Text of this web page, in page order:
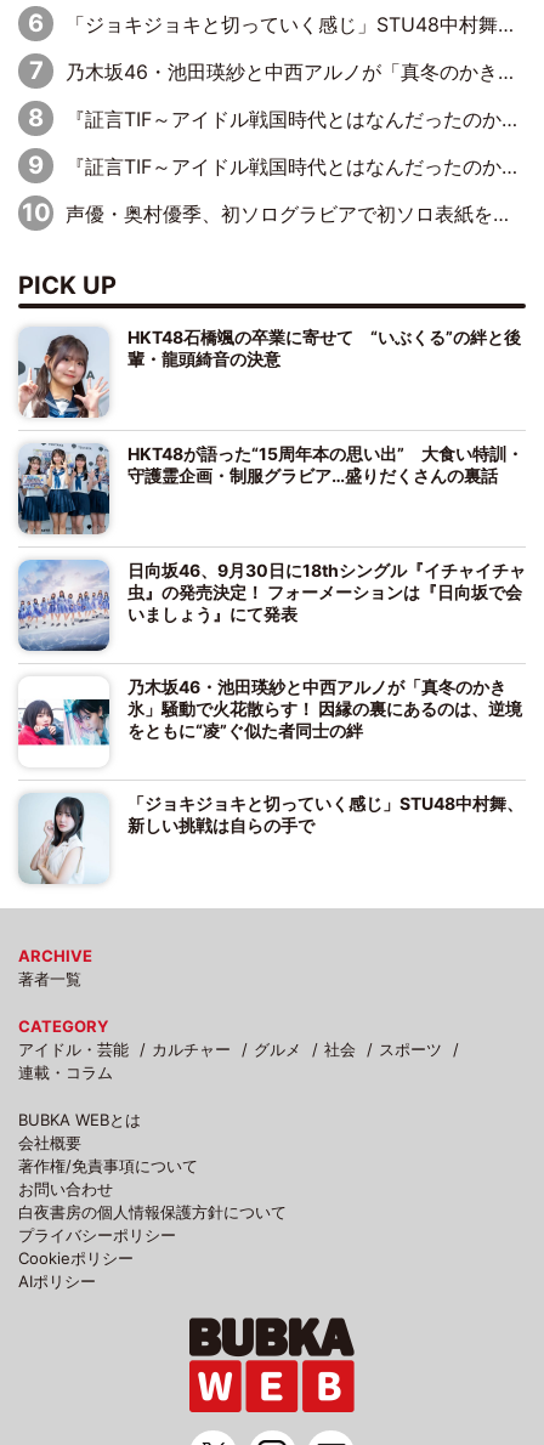
「ジョキジョキと切っていく感じ」STU48中村舞、新しい挑戦は自らの手で
乃木坂46・池田瑛紗と中西アルノが「真冬のかき氷」騒動で火花散らす！ 因縁の裏にあるのは、逆境をともに“凌”ぐ似た者同士の絆
『証言TIF～アイドル戦国時代とはなんだったのか～』第11回：私立恵比寿中学・真山りか×安本彩花「TIFで10年ぶりのキョンシーメイクをしたら、場を完全に引かせてしまって。時代が変わったんだなって」
『証言TIF～アイドル戦国時代とはなんだったのか～』第6回：でんぱ組.inc・古川未鈴×相沢梨紗「『ハロプロやりたかったな』って言ったら、夢眠ねむさんに『てめえはでんぱ組．incなんだよ！』って肩パンされて(笑)」
声優・奥村優季、初ソログラビアで初ソロ表紙を飾る！ 初めて見せる表情や、声優を志したきっかけなどを語った必読のインタビューを掲載
PICK UP
HKT48石橋颯の卒業に寄せて “いぶくる”の絆と後
輩・龍頭綺音の決意
HKT48が語った“15周年本の思い出” 大食い特訓・
守護霊企画・制服グラビア…盛りだくさんの裏話
日向坂46、9月30日に18thシングル『イチャイチャ
虫』の発売決定！ フォーメーションは『日向坂で会
いましょう』にて発表
乃木坂46・池田瑛紗と中西アルノが「真冬のかき
氷」騒動で火花散らす！ 因縁の裏にあるのは、逆境
をともに“凌”ぐ似た者同士の絆
「ジョキジョキと切っていく感じ」STU48中村舞、
新しい挑戦は自らの手で
ARCHIVE
著者一覧
CATEGORY
アイドル・芸能
カルチャー グルメ 社会
スポーツ
連載・コラム
BUBKA WEBとは
会社概要
著作権/免責事項について
お問い合わせ
白夜書房の個人情報保護方針について
プライバシーポリシー
Cookieポリシー
AIポリシー